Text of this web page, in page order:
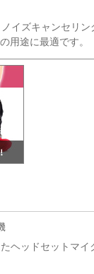
イズキャンセリ
用途に最適です。
ヘッドセットマイ